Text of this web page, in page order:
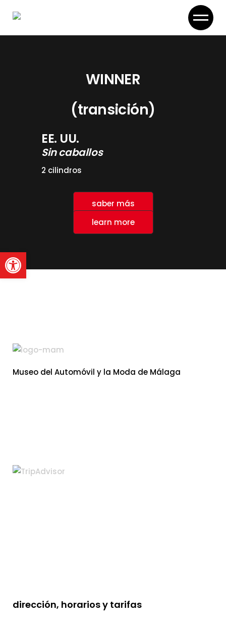
WINNER
(transición)
EE. UU.
Sin caballos
2 cilindros
saber más
learn more
Museo del Automóvil y la Moda de Málaga
dirección, horarios y tarifas
Abrir barra de